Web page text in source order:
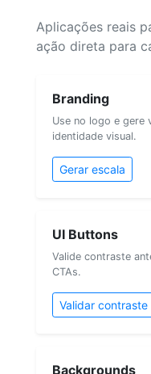
Aplicações reais
ação direta para
Branding
Use no logo e gere
identidade visual.
Gerar escala
UI Buttons
Valide contraste
CTAs.
Validar contraste
Backgrounds